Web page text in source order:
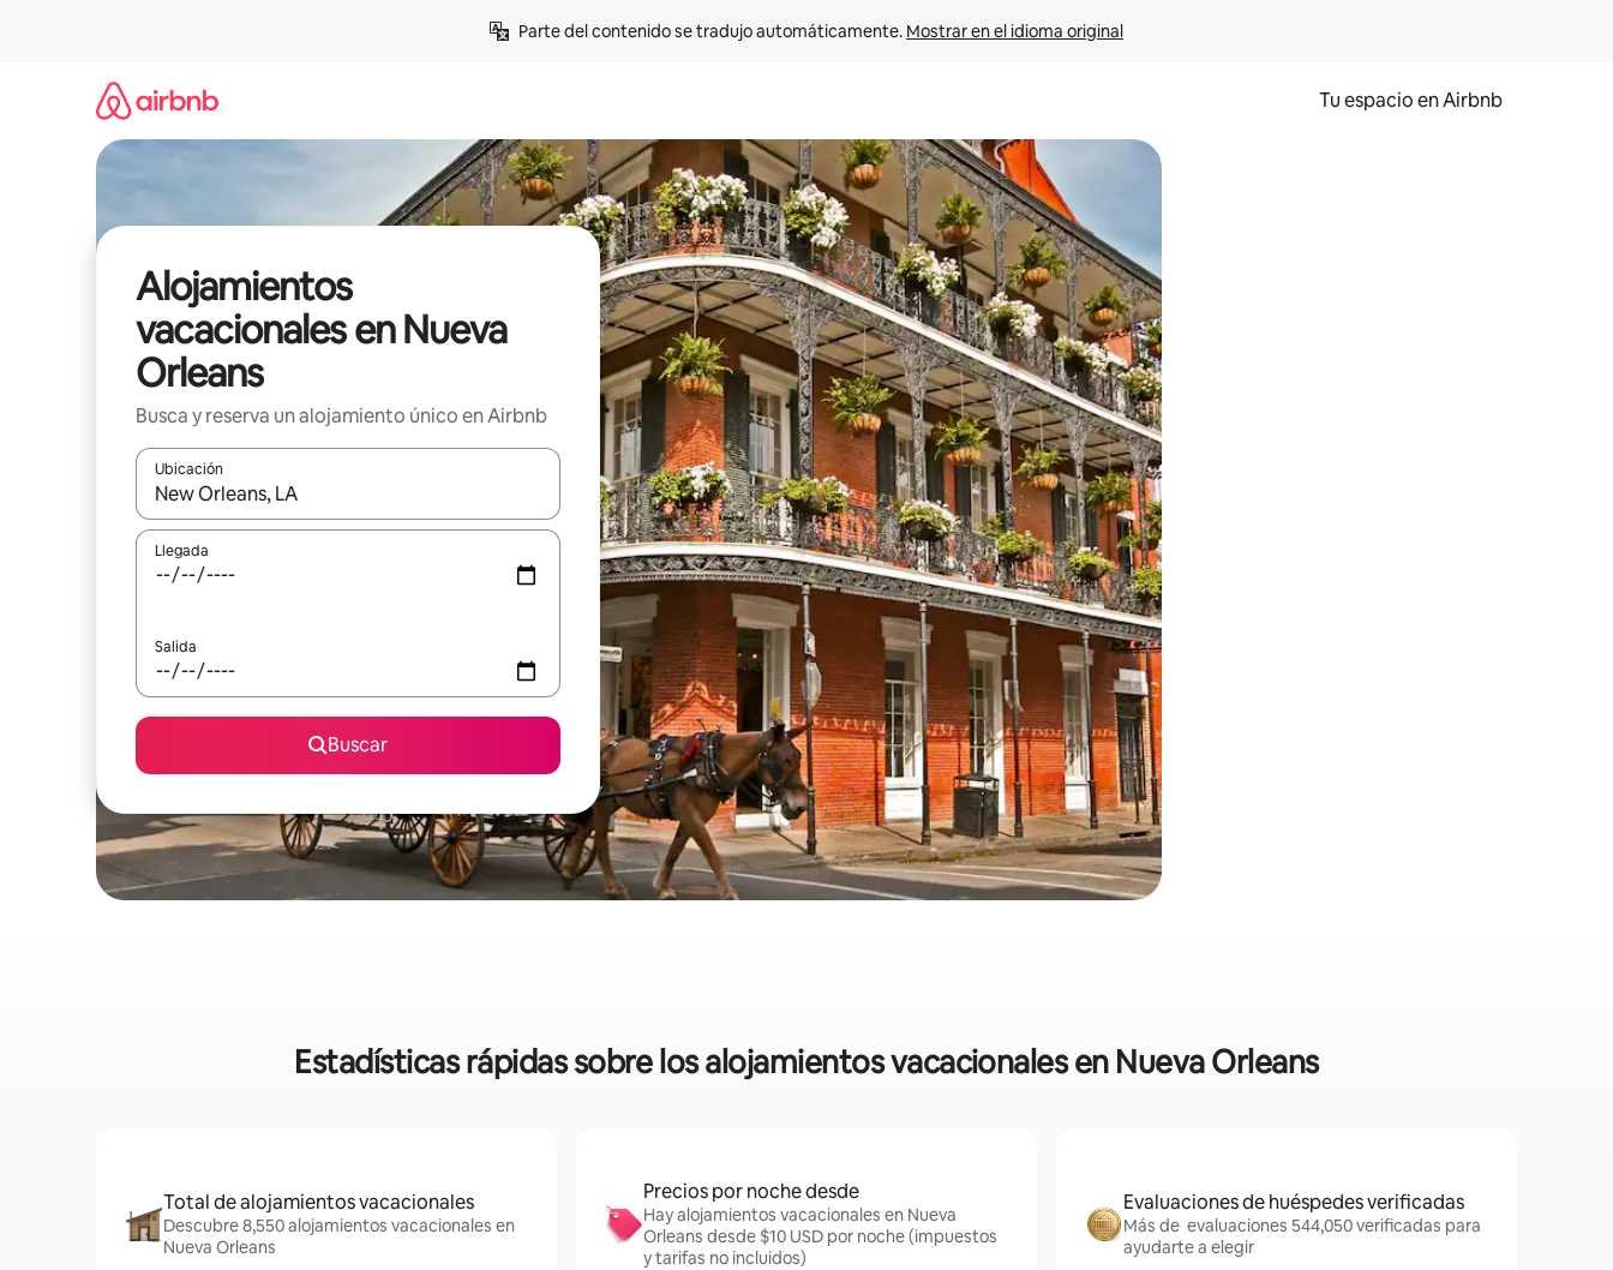
Parte del contenido se tradujo automáticamente. Mostrar en el idioma original
Tu espacio en Airbnb
Alojamientos
vacacionales en Nueva
Orleans
Busca y reserva un alojamiento único en Airbnb
Ubicación
Cuando los resultados estén disponibles, podrás navegar usando las teclas de las flechas hacia arriba y hacia abajo, o bien tocando y deslizando la pantalla.
Llegada
Salida
Buscar
Estadísticas rápidas sobre los alojamientos vacacionales en Nueva Orleans
Total de alojamientos vacacionales
Descubre 8,550 alojamientos vacacionales en
Nueva Orleans
Precios por noche desde
Hay alojamientos vacacionales en Nueva
Orleans desde $10 USD por noche (impuestos
y tarifas no incluidos)
Evaluaciones de huéspedes verificadas
Más de evaluaciones 544,050 verificadas para
ayudarte a elegir